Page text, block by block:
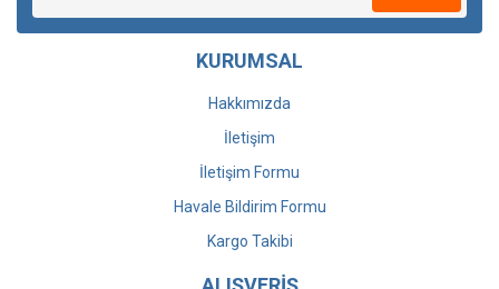
KURUMSAL
Hakkımızda
İletişim
İletişim Formu
Havale Bildirim Formu
Kargo Takibi